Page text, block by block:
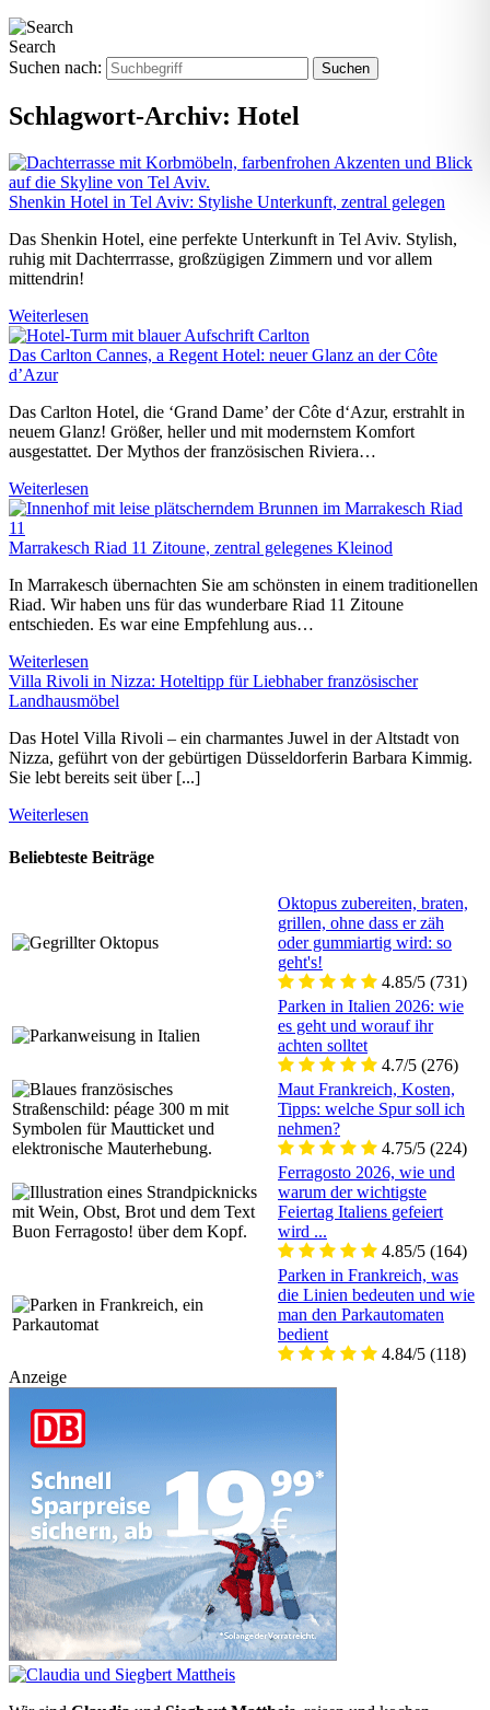
Search
Suchen nach:
Schlagwort-Archiv: Hotel
Shenkin Hotel in Tel Aviv: Stylishe Unterkunft, zentral gelegen
Das Shenkin Hotel, eine perfekte Unterkunft in Tel Aviv. Stylish,
ruhig mit Dachterrrasse, großzügigen Zimmern und vor allem
mittendrin!
Weiterlesen
Das Carlton Cannes, a Regent Hotel: neuer Glanz an der Côte
d’Azur
Das Carlton Hotel, die ‘Grand Dame’ der Côte d‘Azur, erstrahlt in
neuem Glanz! Größer, heller und mit modernstem Komfort
ausgestattet. Der Mythos der französischen Riviera…
Weiterlesen
Marrakesch Riad 11 Zitoune, zentral gelegenes Kleinod
In Marrakesch übernachten Sie am schönsten in einem traditionellen
Riad. Wir haben uns für das wunderbare Riad 11 Zitoune
entschieden. Es war eine Empfehlung aus…
Weiterlesen
Villa Rivoli in Nizza: Hoteltipp für Liebhaber französischer
Landhausmöbel
Das Hotel Villa Rivoli – ein charmantes Juwel in der Altstadt von
Nizza, geführt von der gebürtigen Düsseldorferin Barbara Kimmig.
Sie lebt bereits seit über [...]
Weiterlesen
Beliebteste Beiträge
Oktopus zubereiten, braten,
grillen, ohne dass er zäh
oder gummiartig wird: so
geht's!
4.85/5 (731)
Parken in Italien 2026: wie
es geht und worauf ihr
achten solltet
4.7/5 (276)
Maut Frankreich, Kosten,
Tipps: welche Spur soll ich
nehmen?
4.75/5 (224)
Ferragosto 2026, wie und
warum der wichtigste
Feiertag Italiens gefeiert
wird ...
4.85/5 (164)
Parken in Frankreich, was
die Linien bedeuten und wie
man den Parkautomaten
bedient
4.84/5 (118)
Anzeige